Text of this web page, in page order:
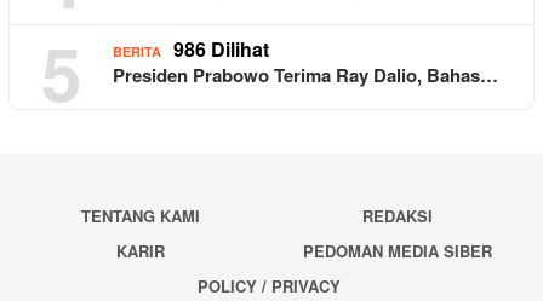
5 BERITA 986 Dilihat
Presiden Prabowo Terima Ray Dalio, Bahas…
TENTANG KAMI
REDAKSI
KARIR
PEDOMAN MEDIA SIBER
POLICY / PRIVACY